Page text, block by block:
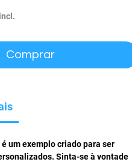
Comprar
um exemplo criado para ser
Sinta-se à vontade